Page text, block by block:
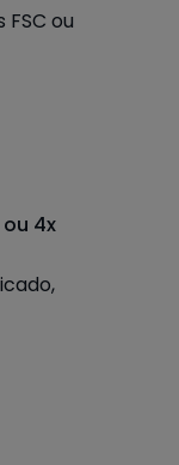
ou
4x